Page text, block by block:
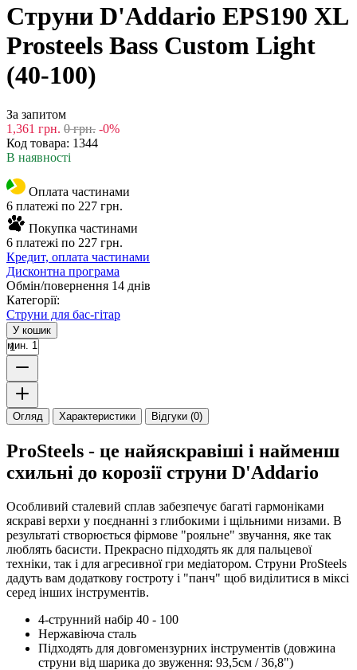
Струни D'Addario EPS190 XL
Prosteels Bass Custom Light
(40-100)
За запитом
1,361 грн. 0 грн. -0%
Код товара: 1344
В наявності
Оплата частинами
6 платежі по 227 грн.
Покупка частинами
6 платежі по 227 грн.
Кредит, оплата частинами
Дисконтна програма
Обмін/повернення 14 днів
Категорії:
Струни для бас-гітар
У кошик
мин. 1
Огляд Характеристики Відгуки (0)
ProSteels - це найяскравіші і найменш
схильні до корозії струни D'Addario
Особливий сталевий сплав забезпечує багаті гармоніками
яскраві верхи у поєднанні з глибокими і щільними низами. В
результаті створюється фірмове "рояльне" звучання, яке так
люблять басисти. Прекрасно підходять як для пальцевої
техніки, так і для агресивної гри медіатором. Струни ProSteels
дадуть вам додаткову гостроту і "панч" щоб виділитися в міксі
серед інших інструментів.
4-струнний набір 40 - 100
Нержавіюча сталь
Підходять для довгомензурних інструментів (довжина
струни від шарика до звуження: 93,5см / 36,8")